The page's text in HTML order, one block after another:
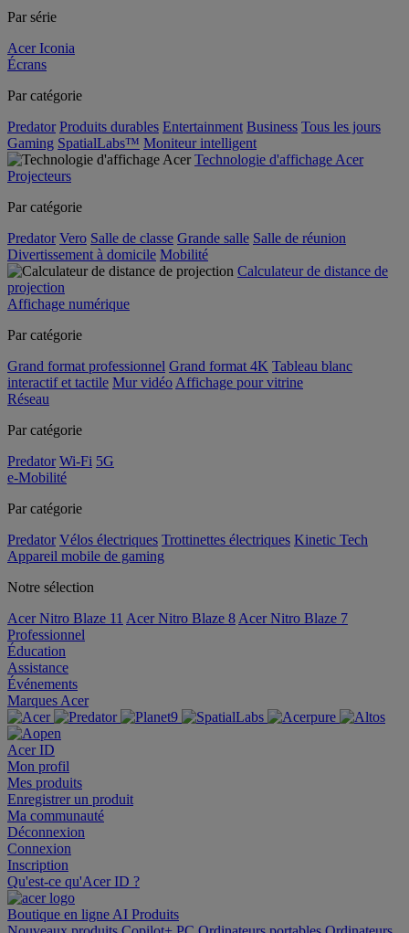
Par série
Acer Iconia
Écrans
Par catégorie
Predator Produits durables Entertainment Business Tous les jours
Gaming SpatialLabs™ Moniteur intelligent
Technologie d'affichage Acer
Projecteurs
Par catégorie
Predator Vero Salle de classe Grande salle Salle de réunion
Divertissement à domicile Mobilité
Calculateur de distance de
projection
Affichage numérique
Par catégorie
Grand format professionnel Grand format 4K Tableau blanc
interactif et tactile Mur vidéo Affichage pour vitrine
Réseau
Par catégorie
Predator Wi-Fi 5G
e-Mobilité
Par catégorie
Predator Vélos électriques Trottinettes électriques Kinetic Tech
Appareil mobile de gaming
Notre sélection
Acer Nitro Blaze 11 Acer Nitro Blaze 8 Acer Nitro Blaze 7
Professionnel
Éducation
Assistance
Événements
Marques Acer
Acer ID
Mon profil
Mes produits
Enregistrer un produit
Ma communauté
Déconnexion
Connexion
Inscription
Qu'est-ce qu'Acer ID ?
Boutique en ligne AI Produits